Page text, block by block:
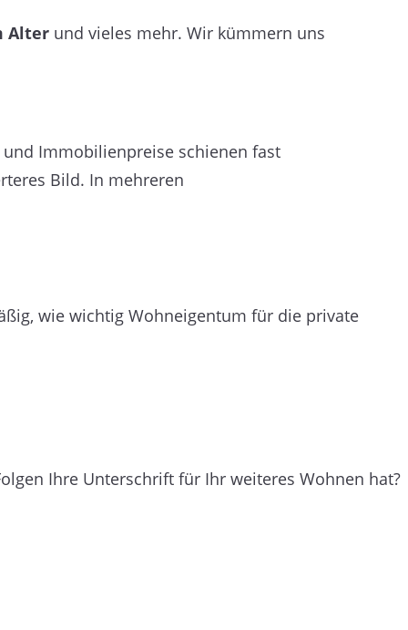
Alter und vieles mehr. Wir kümmern uns
Immobilienpreise schienen fast
Bild. In mehreren
wie wichtig Wohneigentum für die private
Ihre Unterschrift für Ihr weiteres Wohnen hat?